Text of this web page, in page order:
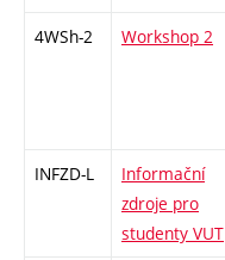
4WSh-2 Workshop 2
INFZD-L
Informační
zdroje pro
studenty VUT